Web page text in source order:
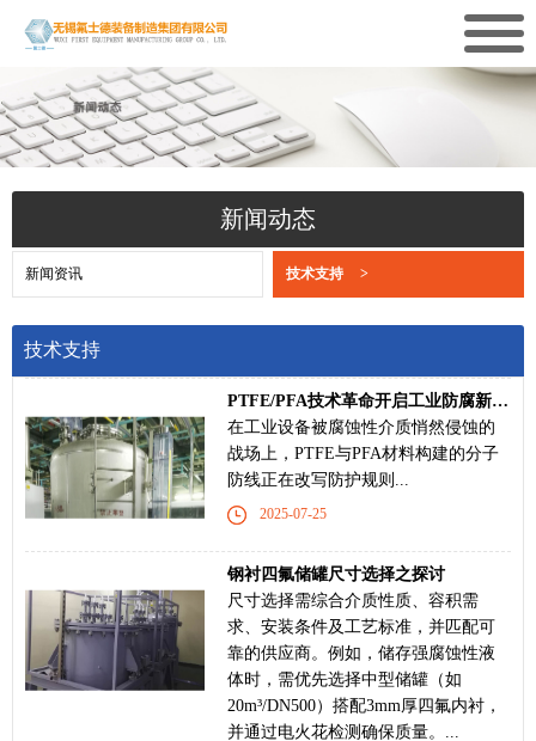
新闻动态
新闻资讯 技术支持 >
技术支持
PTFE/PFA技术革命开启工业防腐新纪元‌
在工业设备被腐蚀性介质悄然侵蚀的
战场上，PTFE与PFA材料构建的分子
防线正在改写防护规则...
2025-07-25
钢衬四氟储罐尺寸选择之探讨
尺寸选择需综合介质性质、容积需
求、安装条件及工艺标准，并匹配可
靠的供应商。例如，储存强腐蚀性液
体时，需优先选择中型储罐（如
20m³/DN500）搭配3mm厚四氟内衬，
并通过电火花检测确保质量‌。...